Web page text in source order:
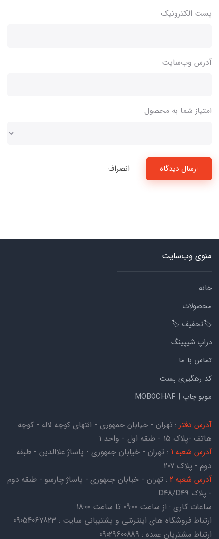
پست الکترونیک
آدرس وب‌سایت
امتیاز شما به محصول
ارسال دیدگاه انصراف
منوی وب‌سایت
خانه
محصولات
🏷️تخفیف 🏷️
دراپ شیپینگ
تماس با ما
کد رهگیری پست
موبو چاپ | MOBOCHAP
آدرس دفتر : تهران - خیابان جمهوری - انتهای کوچه لاله - کوچه
هاتف -پلاک ۱۵ - طبقه اول - واحد ۱
آدرس شعبه 1
: تهران - خیابان جمهوری - پاساژ علاالدین - طبقه
دوم - پلاک 207
آدرس شعبه 2
: تهران - خیابان جمهوری - پاساژ چارسو - طبقه دوم
- پلاک D48/D49
ساعات کاری : از ساعت 09:00 تا ساعت 18:00
ارتباط فروشگاه های اینترنتی و پشتیبانی سایت : 09054067823
ارتباط مشتریان عمده : 09029600889